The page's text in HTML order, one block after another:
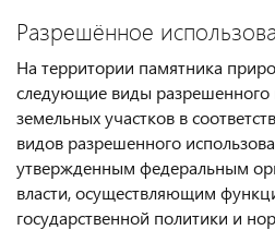
Разрешённое
На территории памятника
следующие виды разрешенного
земельных участков в
видов разрешенного
утвержденным федеральным
власти, осуществляющим
государственной политики и